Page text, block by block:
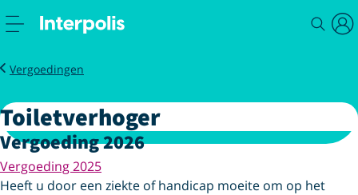
Service
Zorg
Vergoedingen
Toiletverhoger
Toiletverhoger
Vergoeding 2026
Vergoeding 2025
Heeft u door een ziekte of handicap moeite om op het